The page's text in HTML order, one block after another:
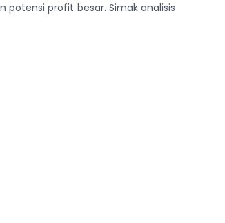
potensi profit besar. Simak analisis